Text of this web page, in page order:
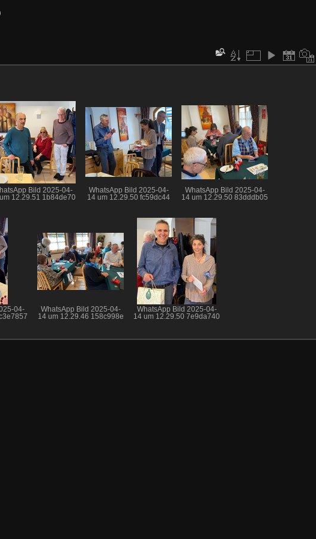
Bild 2025-04-
12.29.51 1b84de70
WhatsApp Bild 2025-04-
14 um 12.29.50 fc59dc44
WhatsApp Bild 2025-04-
14 um 12.29.50 83dddb05
04-
WhatsApp Bild 2025-04-
14 um 12.29.46 158c998e
WhatsApp Bild 2025-04-
14 um 12.29.50 7e9da740